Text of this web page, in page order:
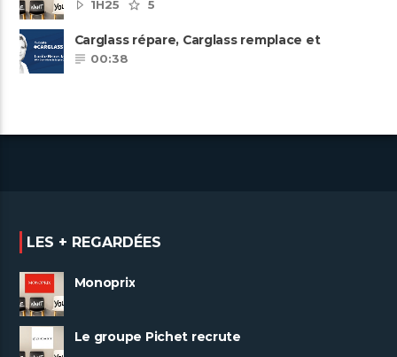
1H25 5
Carglass répare, Carglass remplace et
Carglass embauche également.
00:38
LES + REGARDÉES
Monoprix
Le groupe Pichet recrute